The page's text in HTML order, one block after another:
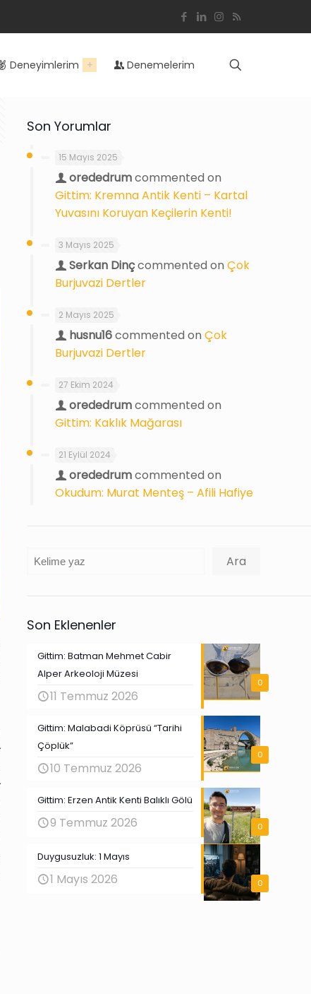
Deneyimlerim Denemelerim
Son Yorumlar
15 Mayıs 2025
orededrumcommented on
Gittim: Kremna Antik Kenti – Kartal
Yuvasını Koruyan Keçilerin Kenti!
3 Mayıs 2025
Serkan Dinçcommented on Çok
Burjuvazi Dertler
2 Mayıs 2025
husnu16commented on Çok
Burjuvazi Dertler
27 Ekim 2024
orededrumcommented on
Gittim: Kaklık Mağarası
21 Eylül 2024
orededrumcommented on
Okudum: Murat Menteş – Afili Hafiye
Ara Ara
Son Eklenenler
0
Gittim: Batman Mehmet Cabir
Alper Arkeoloji Müzesi
11 Temmuz 2026
0
Gittim: Malabadi Köprüsü “Tarihi
Çöplük”
10 Temmuz 2026
0
Gittim: Erzen Antik Kenti Balıklı Gölü
9 Temmuz 2026
0
Duygusuzluk: 1 Mayıs
1 Mayıs 2026